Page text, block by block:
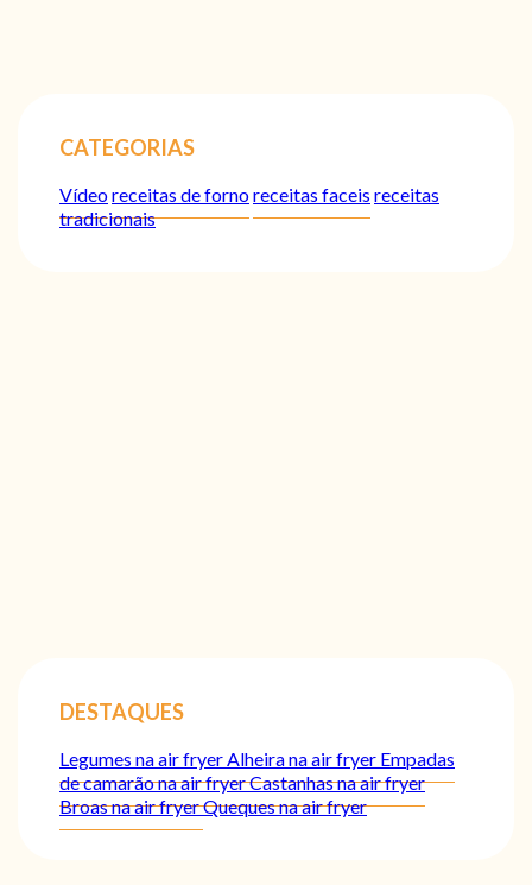
CATEGORIAS
Vídeoreceitas de fornoreceitas faceis receitas
tradicionais
DESTAQUES
Legumes na air fryer Alheira na air fryer Empadas
de camarão na air fryerCastanhas na air fryer
Broas na air fryerQueques na air fryer